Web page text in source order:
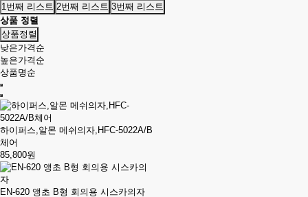
1번째 리스트 2번째 리스트 3번째 리스트
상품 정렬
상품정렬
낮은가격순
높은가격순
상품명순
하이퍼스,알몬 메쉬의자,HFC-5022A/B
체어
85,800원
EN-620 앵초 B형 회의용 시스카의자